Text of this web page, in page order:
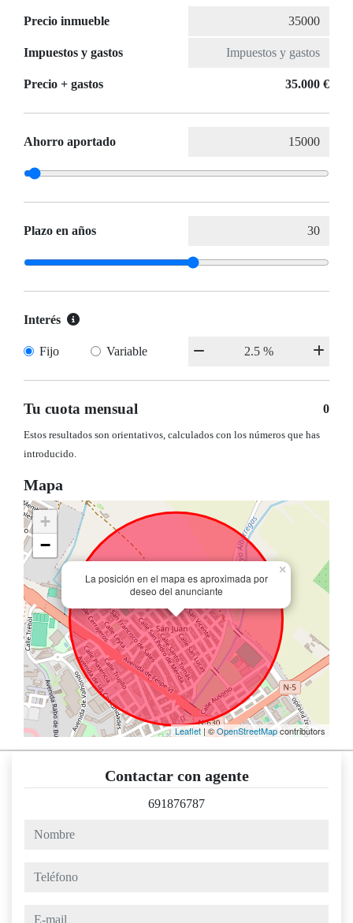
Precio inmueble
Impuestos y gastos
Precio + gastos 35.000 €
Ahorro aportado
Plazo en años
Interés
Fijo Variable
Tu cuota mensual 0
Estos resultados son orientativos, calculados con los números que has
introducido.
Mapa
La posición en el mapa es aproximada por
deseo del anunciante
×
+
−
Leaflet| ©OpenStreetMapcontributors
Contactar con agente
691876787
nombre
teléfono
e-mail